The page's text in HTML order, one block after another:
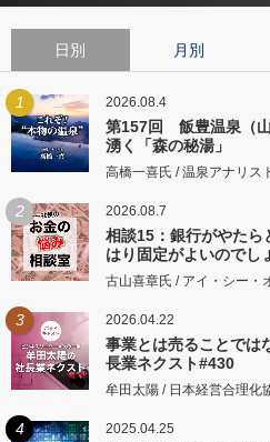
日別 月別
1 2026.08.4
第157回 飯豊温泉（
湧く「森の秘湯」
高橋一喜氏 / 温泉アナリス
2 2026.08.7
相談15：銀行がやたら
はり固定がよいのでし
古山喜章氏 / アイ・シー・
3 2026.04.22
事業とは売ることでは
長業ネクスト#430
牟田太陽 / 日本経営合理化
4 2025.04.25